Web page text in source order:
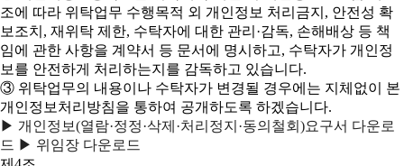
조에 따라 위탁업무 수행목적 외 개인정보 처리금지, 안전성 확
보조치, 재위탁 제한, 수탁자에 대한 관리·감독, 손해배상 등 책
임에 관한 사항을 계약서 등 문서에 명시하고, 수탁자가 개인정
보를 안전하게 처리하는지를 감독하고 있습니다.
③ 위탁업무의 내용이나 수탁자가 변경될 경우에는 지체없이 본
개인정보처리방침을 통하여 공개하도록 하겠습니다.
▶ 개인정보(열람·정정·삭제·처리정지·동의철회)요구서 다운로
드 ▶ 위임장 다운로드